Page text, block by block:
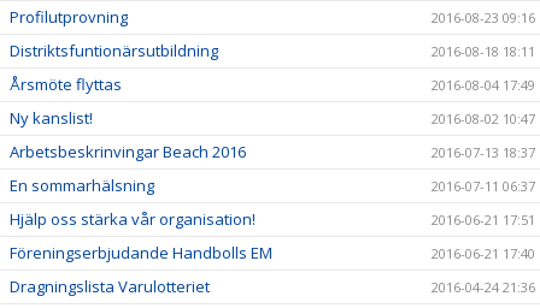
Profilutprovning 2016-08-23 09:16
Distriktsfuntionärsutbildning 2016-08-18 18:11
Årsmöte flyttas 2016-08-04 17:49
Ny kanslist! 2016-08-02 10:47
Arbetsbeskrinvingar Beach 2016 2016-07-13 18:37
En sommarhälsning 2016-07-11 06:37
Hjälp oss stärka vår organisation! 2016-06-21 17:51
Föreningserbjudande Handbolls EM 2016-06-21 17:40
Dragningslista Varulotteriet 2016-04-24 21:36